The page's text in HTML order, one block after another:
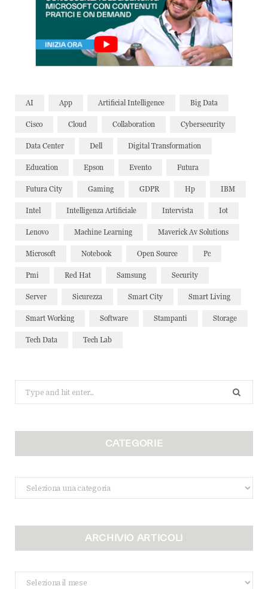
AI App Artificial Intelligence Big Data
Cisco Cloud Collaboration Cybersecurity
Data Center Dell Digital Transformation
Education Epson Evento Futura
Futura City Gaming GDPR Hp IBM
Intel Intelligenza Artificiale Intervista Iot
Lenovo Machine Learning Maverick Av Solutions
Microsoft Notebook Open Source Pc
Pmi Red Hat Samsung Security
Server Sicurezza Smart City Smart Living
Smart Working Software Stampanti Storage
Tech Data Tech Lab
for:
CATEGORIE
Categorie
ARCHIVIO ARTICOLI
Archivio